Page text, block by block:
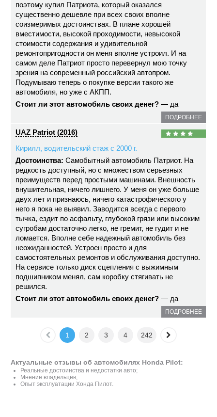
поэтому купил Патриота, который оказался
существенно дешевле при всех своих вполне
соизмеримых достоинствах. В плане хорошей
вместимости, высокой проходимости, невысокой
стоимости содержания и удивительной
ремонтопригодности он меня вполне устроил. И на
самом деле Патриот просто перевернул мою точку
зрения на современный российский автопром.
Подумываю теперь о покупке версии такого же
автомобиля, но уже с АКПП.
Стоит ли этот автомобиль своих денег? — да
ПОДРОБНЕЕ
UAZ Patriot (2016)
Кирилл, водительский стаж с 2000 г.
Достоинства: Самобытный автомобиль Патриот. На
редкость доступный, но с множеством серьезных
преимуществ перед простыми машинами. Внешность
внушительная, ничего лишнего. У меня он уже больше
двух лет и признаюсь, ничего катастрофического у
него я пока не выявил. Заводится всегда с первого
тычка, ездит по асфальту, глубокой грязи или высоким
сугробам достаточно легко, не гремит, не гудит и не
ломается. Вполне себе надежный автомобиль без
неожиданностей. Устроен просто и для
самостоятельных ремонтов и обслуживания доступно.
На сервисе только диск сцепления с выжимным
подшипником менял, сам коробку стягивать не
решился.
Стоит ли этот автомобиль своих денег? — да
ПОДРОБНЕЕ
1 2 3 4 242
Актуальные отзывы об автомобилях Honda Pilot:
Реальные достоинства и недостатки авто;
Мнение владельцев;
Опыт эксплуатации Хонда Пилот.